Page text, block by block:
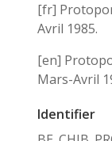
[fr]
Avril 1985.
[en]
Mars-Avril
Identifier